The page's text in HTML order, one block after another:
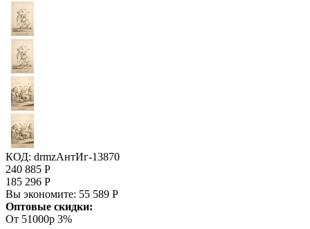
КОД: drmzАнтИг-13870
240 885 Р
185 296 Р
Вы экономите: 55 589 Р
Оптовые скидки:
От 51000р 3%